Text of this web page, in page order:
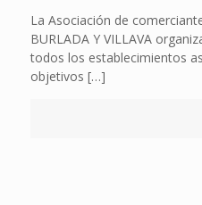
La Asociación de
BURLADA Y VILLAVA
todos los establecimientos
objetivos […]